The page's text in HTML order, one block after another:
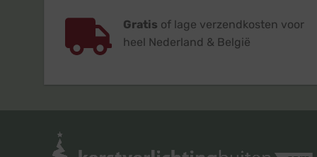
Gratis of lage verzendkosten voor
heel Nederland & België